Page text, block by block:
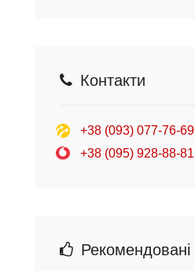
Контакти
+38 (093) 077-76-69
+38 (095) 928-88-81
Рекомендовані